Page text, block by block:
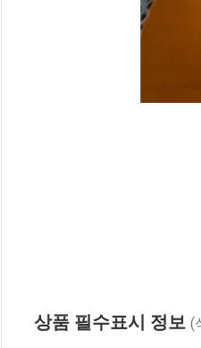
상품 필수표시 정보 (